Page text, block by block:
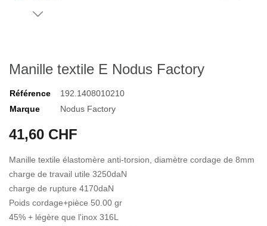
Manille textile E Nodus Factory
Référence
192.1408010210
Marque
Nodus Factory
41,60 CHF
Manille textile élastomère anti-torsion, diamètre cordage de 8mm
charge de travail utile 3250daN
charge de rupture 4170daN
Poids cordage+pièce 50.00 gr
45% + légère que l'inox 316L